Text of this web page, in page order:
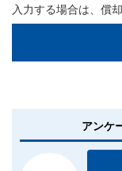
入力する場合は、償
アンケ